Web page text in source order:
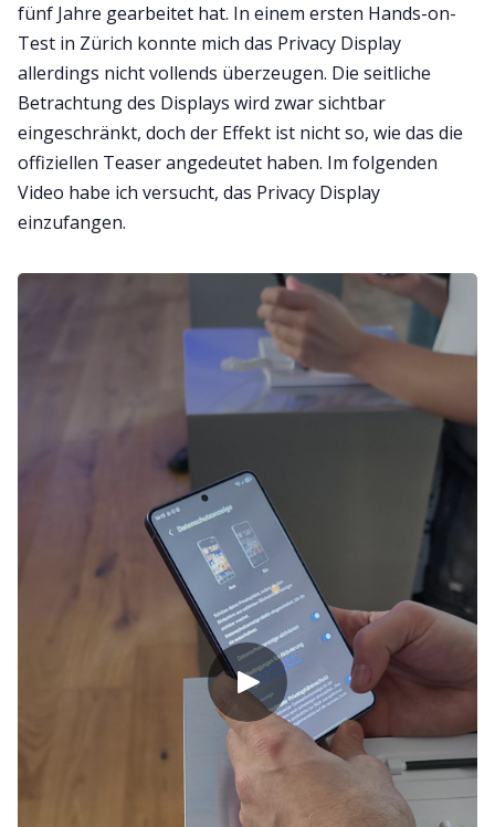
fünf Jahre gearbeitet hat. In einem ersten Hands-on-
Test in Zürich konnte mich das Privacy Display
allerdings nicht vollends überzeugen. Die seitliche
Betrachtung des Displays wird zwar sichtbar
eingeschränkt, doch der Effekt ist nicht so, wie das die
offiziellen Teaser angedeutet haben. Im folgenden
Video habe ich versucht, das Privacy Display
einzufangen.